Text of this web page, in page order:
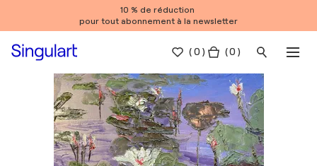
10 % de réduction
pour tout abonnement à la newsletter
(0 ) ( 0 )